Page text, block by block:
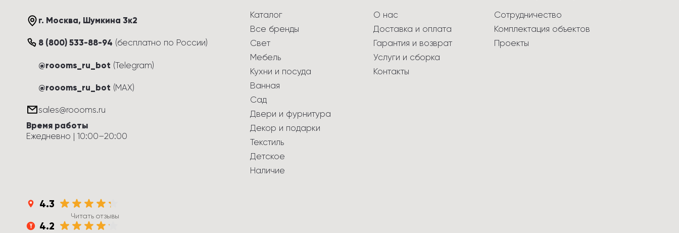
г. Москва, Шумкина 3к2
8 (800) 533-88-94 (бесплатно по России)
@roooms_ru_bot (Telegram)
@roooms_ru_bot (MAX)
sales@roooms.ru
Время работы
Ежедневно | 10:00–20:00
4.3
Читать отзывы
4.2
Каталог
Все бренды
Свет
Мебель
Кухни и посуда
Ванная
Сад
Двери и фурнитура
Декор и подарки
Текстиль
Детское
Наличие
О нас
Доставка и оплата
Гарантия и возврат
Услуги и сборка
Контакты
Сотрудничество
Комплектация объектов
Проекты